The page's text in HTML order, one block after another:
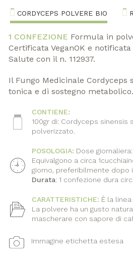
CORDYCEPS POLVERE BIO
1 CONFEZIONE Formula in
Certificata VeganOK e
Salute con il n. 112937.
Il Fungo Medicinale Cordyceps
tonica e di sostegno metabolico.
Icona
CONTIENE:
100gr di: Cordyceps sinensis
polverizzato.
POSOLOGIA: Dose
Equivalgono a circa
giorno, preferibilmente dopo i
Durata: 1 confezione dura
Icona
CARATTERISTICHE: È la
La polvere ha un gusto
mascherare con sapore di
Immagine etichetta estesa